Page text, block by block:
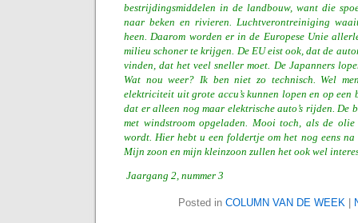
bestrijdingsmiddelen in de landbouw, want die
naar beken en rivieren. Luchtverontreiniging
heen. Daarom worden er in de Europese Unie
milieu schoner te krijgen. De EU eist ook, dat de
vinden, dat het veel sneller moet. De Japanners
Wat nou weer? Ik ben niet zo technisch. Wel
elektriciteit uit grote accu’s kunnen lopen en op een
dat er alleen nog maar elektrische auto’s rijden. De
met windstroom opgeladen. Mooi toch, als de
wordt. Hier hebt u een foldertje om het nog eens na
Mijn zoon en mijn kleinzoon zullen het ook wel
Jaargang 2, nummer 3
Posted in COLUMN VAN DE WEEK |